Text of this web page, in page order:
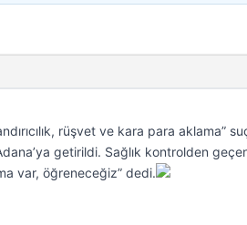
rüşvet ve kara para aklama”
getirildi. Sağlık kontrolden
var, öğreneceğiz” dedi.